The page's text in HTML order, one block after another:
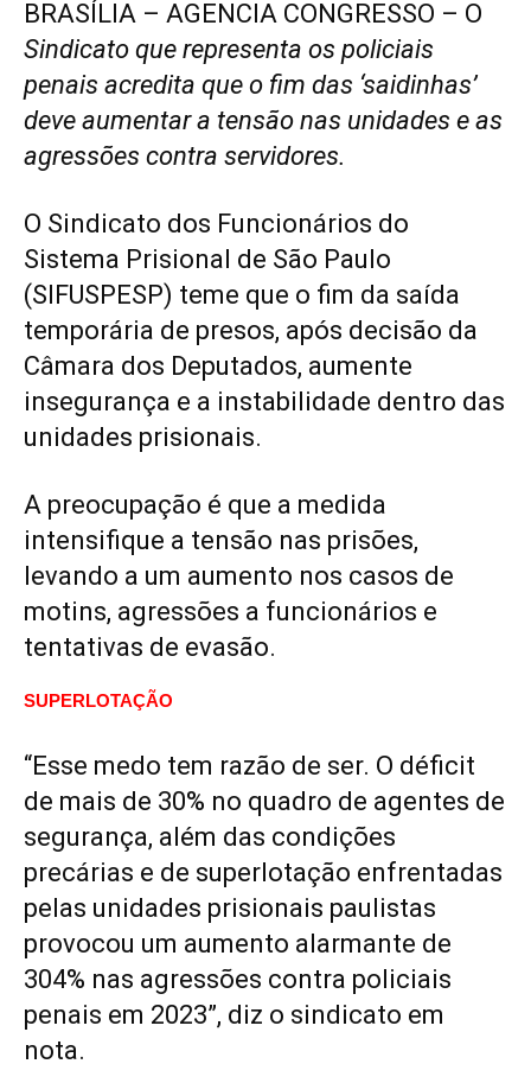
BRASÍLIA – AGENCIA CONGRESSO – O
Sindicato que representa os policiais
penais acredita que o fim das ‘saidinhas’
deve aumentar a tensão nas unidades e as
agressões contra servidores.
O Sindicato dos Funcionários do
Sistema Prisional de São Paulo
(SIFUSPESP) teme que o fim da saída
temporária de presos, após decisão da
Câmara dos Deputados, aumente
insegurança e a instabilidade dentro das
unidades prisionais.
A preocupação é que a medida
intensifique a tensão nas prisões,
levando a um aumento nos casos de
motins, agressões a funcionários e
tentativas de evasão.
SUPERLOTAÇÃO
“Esse medo tem razão de ser. O déficit
de mais de 30% no quadro de agentes de
segurança, além das condições
precárias e de superlotação enfrentadas
pelas unidades prisionais paulistas
provocou um aumento alarmante de
304% nas agressões contra policiais
penais em 2023”, diz o sindicato em
nota.